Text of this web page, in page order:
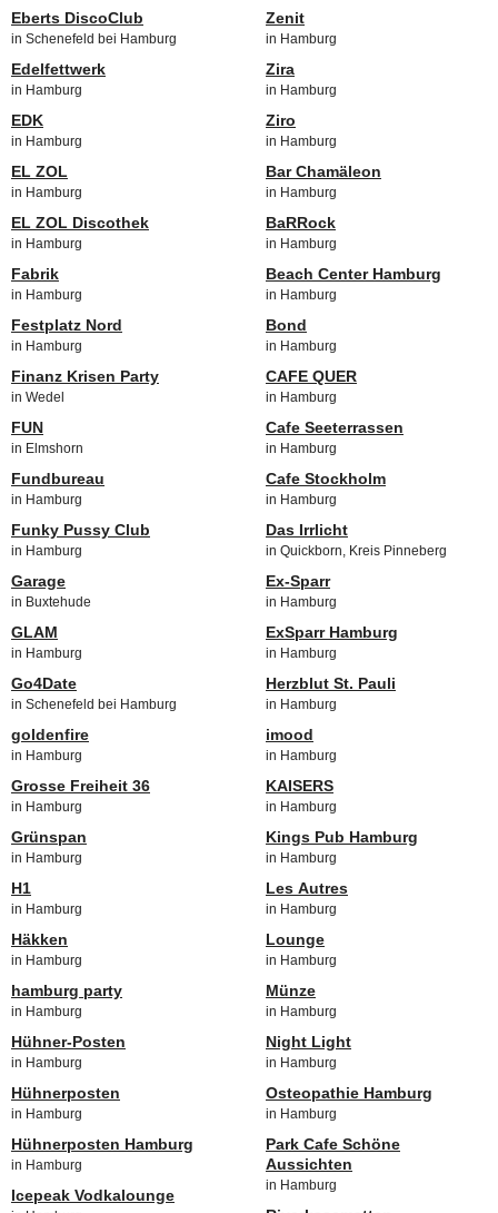
Eberts DiscoClub
in Schenefeld bei Hamburg
Edelfettwerk
in Hamburg
EDK
in Hamburg
EL ZOL
in Hamburg
EL ZOL Discothek
in Hamburg
Fabrik
in Hamburg
Festplatz Nord
in Hamburg
Finanz Krisen Party
in Wedel
FUN
in Elmshorn
Fundbureau
in Hamburg
Funky Pussy Club
in Hamburg
Garage
in Buxtehude
GLAM
in Hamburg
Go4Date
in Schenefeld bei Hamburg
goldenfire
in Hamburg
Grosse Freiheit 36
in Hamburg
Grünspan
in Hamburg
H1
in Hamburg
Häkken
in Hamburg
hamburg party
in Hamburg
Hühner-Posten
in Hamburg
Hühnerposten
in Hamburg
Hühnerposten Hamburg
in Hamburg
Icepeak Vodkalounge
Zenit
in Hamburg
Zira
in Hamburg
Ziro
in Hamburg
Bar Chamäleon
in Hamburg
BaRRock
in Hamburg
Beach Center Hamburg
in Hamburg
Bond
in Hamburg
CAFE QUER
in Hamburg
Cafe Seeterrassen
in Hamburg
Cafe Stockholm
in Hamburg
Das Irrlicht
in Quickborn, Kreis Pinneberg
Ex-Sparr
in Hamburg
ExSparr Hamburg
in Hamburg
Herzblut St. Pauli
in Hamburg
imood
in Hamburg
KAISERS
in Hamburg
Kings Pub Hamburg
in Hamburg
Les Autres
in Hamburg
Lounge
in Hamburg
Münze
in Hamburg
Night Light
in Hamburg
Osteopathie Hamburg
in Hamburg
Park Cafe Schöne
Aussichten
in Hamburg